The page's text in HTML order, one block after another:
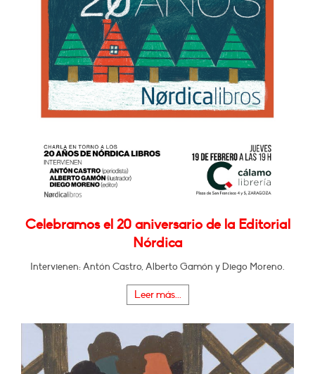
Celebramos el 20 aniversario de la Editorial
Nórdica
Intervienen: Antón Castro, Alberto Gamón y Diego Moreno.
Leer más...